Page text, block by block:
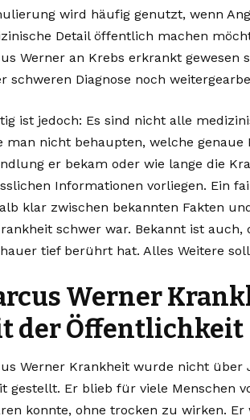
wird häufig genutzt, wenn
Detail öffentlich machen
Werner an Krebs erkrankt gewesen
schweren Diagnose noch
ist jedoch: Es sind nicht alle
man nicht behaupten, welche
er bekam oder wie lange die
Informationen vorliegen. Ein
klar zwischen bekannten Fakten
schwer war. Bekannt ist auch,
tief berührt hat. Alles Weitere
Werner
der Öffentlichkeit
Werner Krankheit wurde nicht
gestellt. Er blieb für viele Menschen
konnte, ohne trocken zu wirken.